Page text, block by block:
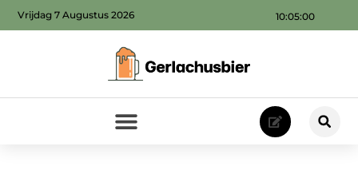
10:05:01
Vrijdag 7 Augustus 2026